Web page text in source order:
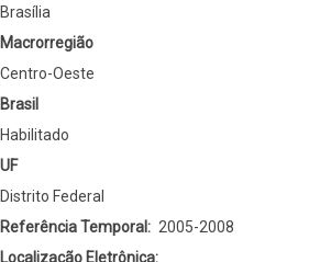
Brasília
Macrorregião
Centro-Oeste
Brasil
Habilitado
UF
Distrito Federal
Referência Temporal
2005-2008
Localização Eletrônica